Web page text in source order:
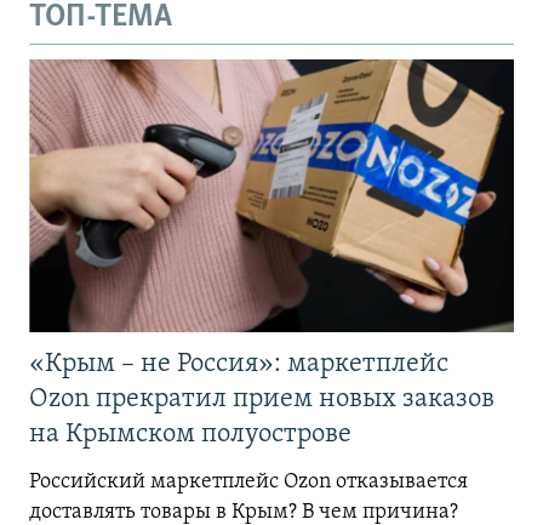
ТОП-ТЕМА
«Крым – не Россия»: маркетплейс
Ozon прекратил прием новых заказов
на Крымском полуострове
Российский маркетплейс Ozon отказывается
доставлять товары в Крым? В чем причина?